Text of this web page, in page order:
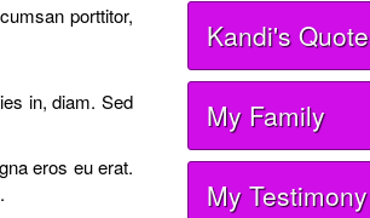
porttitor,
in, diam. Sed
eros eu erat.
Kandi's Quote
My Family
My Testimony